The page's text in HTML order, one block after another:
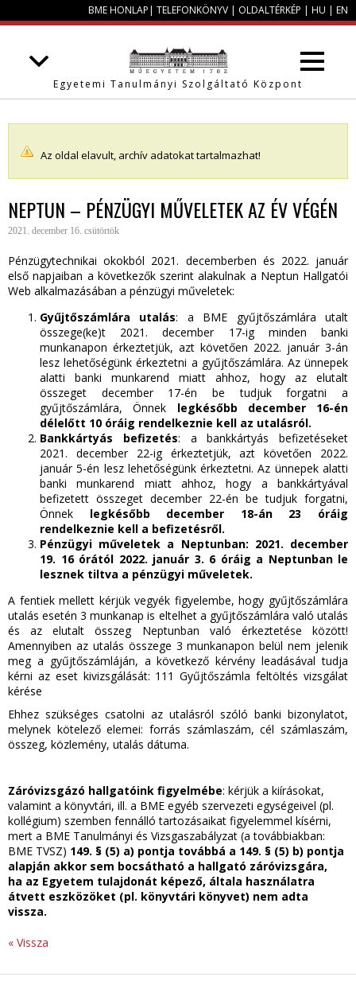
BME HONLAP| TELEFONKÖNYV | OLDALTÉRKÉP | HU | EN
Egyetemi Tanulmányi Szolgáltató Központ
Az oldal elavult, archív adatokat tartalmazhat!
NEPTUN – PÉNZÜGYI MŰVELETEK AZ ÉV VÉGÉN
2021. december 16. csütörtök
Pénzügytechnikai okokból 2021. decemberben és 2022. január
első napjaiban a következők szerint alakulnak a Neptun Hallgatói
Web alkalmazásában a pénzügyi műveletek:
Gyűjtőszámlára utalás: a BME gyűjtőszámlára utalt
összege(ke)t 2021. december 17-ig minden banki
munkanapon érkeztetjük, azt követően 2022. január 3-án
lesz lehetőségünk érkeztetni a gyűjtőszámlára. Az ünnepek
alatti banki munkarend miatt ahhoz, hogy az elutalt
összeget december 17-én be tudjuk forgatni a
gyűjtőszámlára, Önnek legkésőbb december 16-én
délelőtt 10 óráig rendelkeznie kell az utalásról.
Bankkártyás befizetés: a bankkártyás befizetéseket
2021. december 22-ig érkeztetjük, azt követően 2022.
január 5-én lesz lehetőségünk érkeztetni. Az ünnepek alatti
banki munkarend miatt ahhoz, hogy a bankkártyával
befizetett összeget december 22-én be tudjuk forgatni,
Önnek legkésőbb december 18-án 23 óráig
rendelkeznie kell a befizetésről.
Pénzügyi műveletek a Neptunban: 2021. december
19. 16 órától 2022. január 3. 6 óráig a Neptunban le
lesznek tiltva a pénzügyi műveletek.
A fentiek mellett kérjük vegyék figyelembe, hogy gyűjtőszámlára
utalás esetén 3 munkanap is eltelhet a gyűjtőszámlára való utalás
és az elutalt összeg Neptunban való érkeztetése között!
Amennyiben az utalás összege 3 munkanapon belül nem jelenik
meg a gyűjtőszámláján, a következő kérvény leadásával tudja
kérni az eset kivizsgálását: 111 Gyűjtőszámla feltöltés vizsgálat
kérése
Ehhez szükséges csatolni az utalásról szóló banki bizonylatot,
melynek kötelező elemei: forrás számlaszám, cél számlaszám,
összeg, közlemény, utalás dátuma.
Záróvizsgázó hallgatóink figyelmébe: kérjük a kiírásokat,
valamint a könyvtári, ill. a BME egyéb szervezeti egységeivel (pl.
kollégium) szemben fennálló tartozásaikat figyelemmel kísérni,
mert a BME Tanulmányi és Vizsgaszabályzat (a továbbiakban:
BME TVSZ) 149. § (5) a) pontja továbbá a 149. § (5) b) pontja
alapján akkor sem bocsátható a hallgató záróvizsgára,
ha az Egyetem tulajdonát képező, általa használatra
átvett eszközöket (pl. könyvtári könyvet) nem adta
vissza.
« Vissza